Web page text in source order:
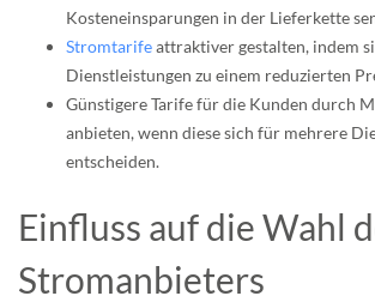
Kosteneinsparungen in der Lieferkette
Stromtarifeattraktiver gestalten, indem
Dienstleistungen zu einem reduzierten
Günstigere Tarife für die Kunden durch
anbieten, wenn diese sich für mehrere
entscheiden.
Einfluss auf die Wahl
Stromanbieters